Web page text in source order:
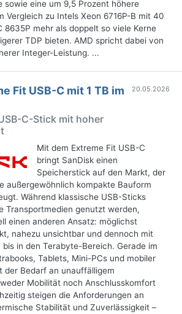
sowie eine um 9,5 Prozent höhere
Vergleich zu Intels Xeon 6716P-B mit 40
8635P mehr als doppelt so viele Kerne
TDP bieten. AMD spricht dabei von
Integer-Leistung. ...
20.05.2026
Fit USB-C mit 1 TB im
C-Stick mit hoher
Mit dem Extreme Fit USB-C
bringt SanDisk einen
Speicherstick auf den Markt, der
außergewöhnlich kompakte Bauform
Während klassische USB-Sticks
Transportmedien genutzt werden,
einen anderen Ansatz: möglichst
nahezu unsichtbar und dennoch mit
in den Terabyte-Bereich. Gerade im
Tablets, Mini-PCs und mobiler
der Bedarf an unauffälligem
Mobilität noch Anschlusskomfort
steigen die Anforderungen an
Stabilität und Zuverlässigkeit –